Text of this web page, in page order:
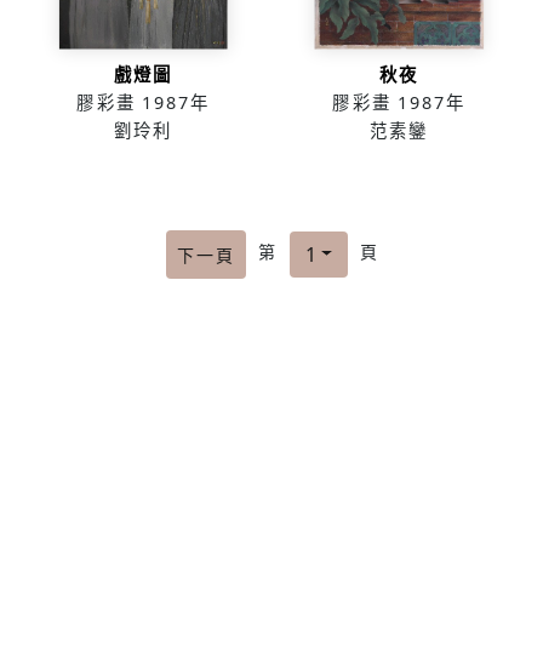
戲燈圖
膠彩畫 1987年
劉玲利
秋夜
膠彩畫 1987年
范素鑾
第 1 頁